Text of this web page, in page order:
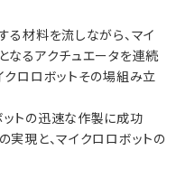
る材料を流しながら、マイ
なるアクチュエータを連続
クロロボットその場組み立
トの迅速な作製に成功
実現と、マイクロロボットの